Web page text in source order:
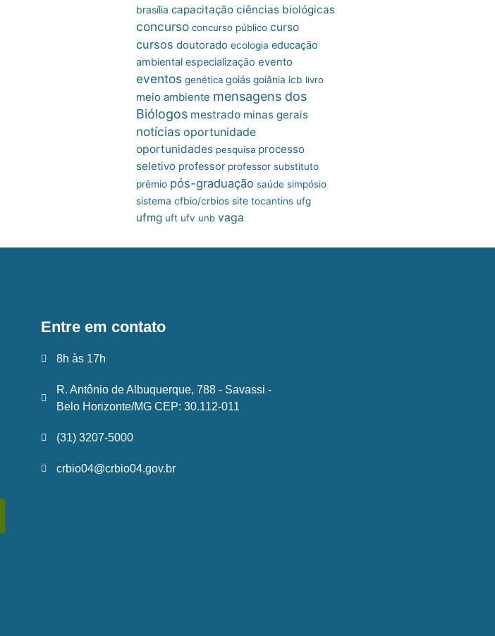
brasília capacitação ciências biológicas
concurso concurso público curso
cursos doutorado ecologia educação
ambiental especialização evento
eventos genética goiás goiânia icb livro
meio ambiente mensagens dos
Biólogos mestrado minas gerais
notícias oportunidade
oportunidades pesquisa processo
seletivo professor professor substituto
prêmio pós-graduação saúde simpósio
sistema cfbio/crbios site tocantins ufg
ufmg uft ufv unb vaga
Entre em contato
8h às 17h
R. Antônio de Albuquerque, 788 - Savassi -
Belo Horizonte/MG CEP: 30.112-011
(31) 3207-5000
crbio04@crbio04.gov.br